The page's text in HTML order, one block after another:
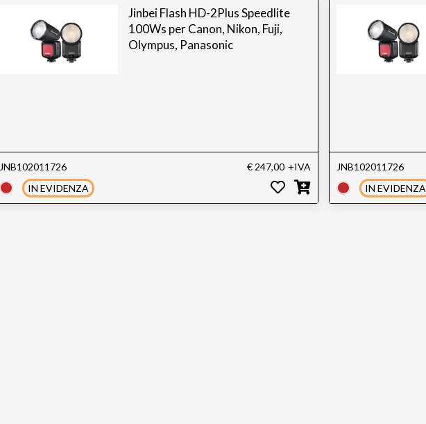
Jinbei Flash HD-2Plus Speedlite
100Ws per Canon, Nikon, Fuji,
Olympus, Panasonic
JNB102011726 € 247,00 +IVA
IN EVIDENZA
JNB102011726
IN EVIDENZA